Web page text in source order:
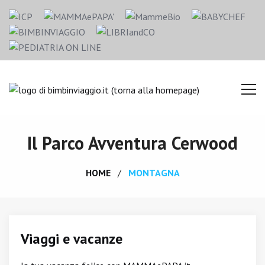
Il Parco Avventura Cerwood
HOME MONTAGNA
Viaggi e vacanze